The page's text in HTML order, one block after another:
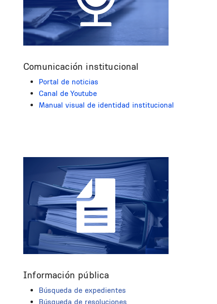
Comunicación institucional
Portal de noticias
Canal de Youtube
Manual visual de identidad institucional
Información pública
Búsqueda de expedientes
Búsqueda de resoluciones